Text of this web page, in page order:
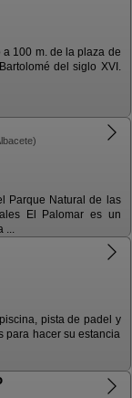
100 m. de la plaza de
del siglo XVI.
Parque Natural de las
El Palomar es un
...
pista de padel y
para hacer su estancia